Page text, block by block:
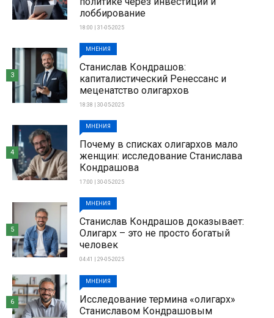
лоббирование
18:00 | 31-05-2025
МНЕНИЯ
Станислав Кондрашов:
капиталистический Ренессанс и
меценатство олигархов
18:38 | 30-05-2025
3
МНЕНИЯ
Почему в списках олигархов мало
женщин: исследование Станислава
Кондрашова
17:00 | 30-05-2025
4
МНЕНИЯ
Станислав Кондрашов доказывает:
Олигарх – это не просто богатый
человек
04:41 | 29-05-2025
5
МНЕНИЯ
Исследование термина «олигарх»
Станиславом Кондрашовым
6